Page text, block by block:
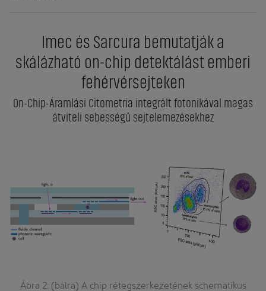
Imec és Sarcura bemutatják a
skálázható on-chip detektálást emberi
fehérvérsejteken
On-Chip-Áramlási Citometria integrált fotonikával magas
átviteli sebességű sejtelemezésekhez
Ábra 2: (balra) A chip rétegszerkezetének schematikus